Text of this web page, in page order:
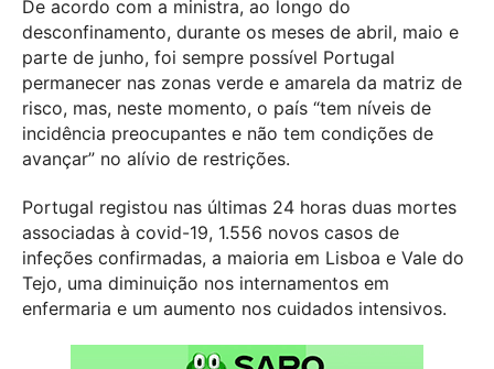
De acordo com a ministra, ao longo do
desconfinamento, durante os meses de abril, maio e
parte de junho, foi sempre possível Portugal
permanecer nas zonas verde e amarela da matriz de
risco, mas, neste momento, o país “tem níveis de
incidência preocupantes e não tem condições de
avançar” no alívio de restrições.
Portugal registou nas últimas 24 horas duas mortes
associadas à covid-19, 1.556 novos casos de
infeções confirmadas, a maioria em Lisboa e Vale do
Tejo, uma diminuição nos internamentos em
enfermaria e um aumento nos cuidados intensivos.